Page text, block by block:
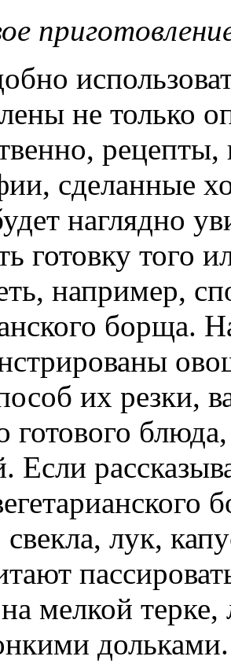
не только
сделанные
наглядно
готовку того
например,
борща.
их резки,
готового
Если
свекла, лук,
мелкой
дольками.